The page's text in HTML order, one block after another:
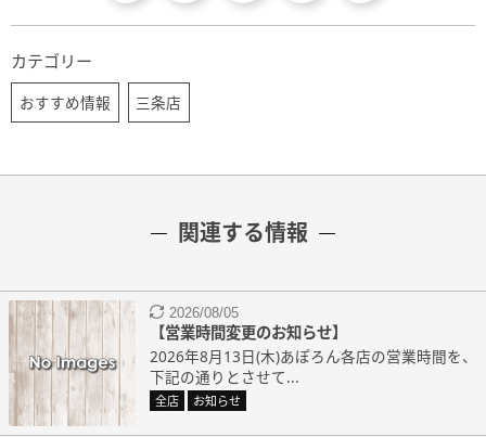
カテゴリー
おすすめ情報 三条店
関連する情報
2026/08/05
【営業時間変更のお知らせ】
2026年8月13日(木)あぽろん各店の営業時間を、
下記の通りとさせて...
全店 お知らせ